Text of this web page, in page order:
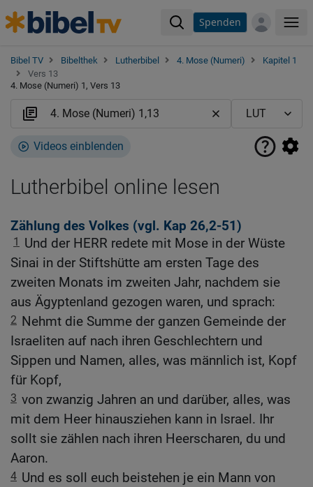
Spenden
Bibel TV Bibelthek Lutherbibel 4. Mose (Numeri)
Kapitel 1
Vers 13
4. Mose (Numeri) 1, Vers 13
Videos einblenden
Lutherbibel online lesen
Zählung des Volkes (vgl. Kap 26,2-51)
1
Und der HERR redete mit Mose in der Wüste
Sinai in der Stiftshütte am ersten Tage des
zweiten Monats im zweiten Jahr, nachdem sie
aus Ägyptenland gezogen waren, und sprach:
2 Nehmt die Summe der ganzen Gemeinde der
Israeliten auf nach ihren Geschlechtern und
Sippen und Namen, alles, was männlich ist, Kopf
für Kopf,
3 von zwanzig Jahren an und darüber, alles, was
mit dem Heer hinausziehen kann in Israel. Ihr
sollt sie zählen nach ihren Heerscharen, du und
Aaron.
4 Und es soll euch beistehen je ein Mann von